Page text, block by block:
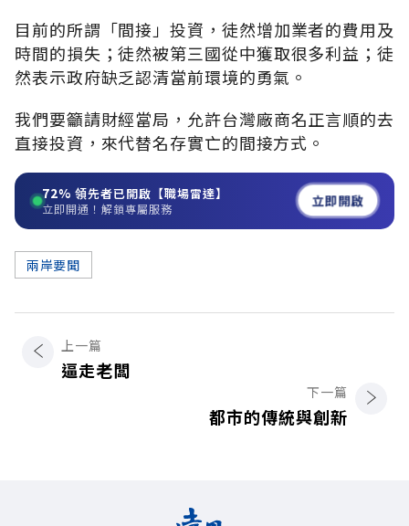
目前的所謂「間接」投資，徒然增加業者的費用及
時間的損失；徒然被第三國從中獲取很多利益；徒
然表示政府缺乏認清當前環境的勇氣。
我們要籲請財經當局，允許台灣廠商名正言順的去
直接投資，來代替名存實亡的間接方式。
72% 領先者已開啟【職場雷達】
立即開通！解鎖專屬服務 立即開啟
兩岸要聞
上一篇
逼走老闆
下一篇
都市的傳統與創新